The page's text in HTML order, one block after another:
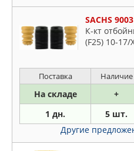
NISSAN
NTY
OPTIMAL
OSSCA
PATRON
PERFECT
PEUGEOT
SACHS
К-кт
(F25) 10-17/
Поставка Наличие
На складе +
1 дн. 5 шт.
Другие